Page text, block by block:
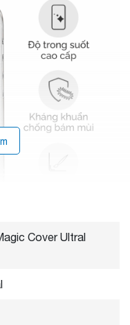
Cover Ultral